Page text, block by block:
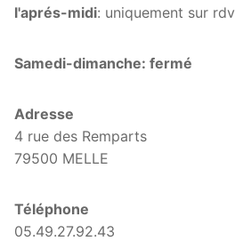
l'aprés-midi: uniquement sur rdv
Samedi-dimanche: fermé
Adresse
4 rue des Remparts
79500 MELLE
Téléphone
05.49.27.92.43